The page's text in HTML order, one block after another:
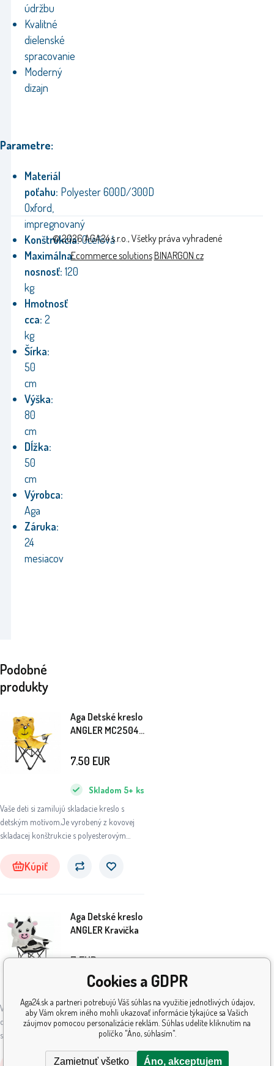
údržbu
Kvalitné
dielenské
spracovanie
Moderný
dizajn
Parametre:
Materiál
poťahu: Polyester 600D/300D
Oxford,
impregnovaný
Konštrukcia:Oceľová
Maximálna
nosnosť: 120
kg
Hmotnosť
cca: 2
kg
Šírka:
50
cm
Výška:
80
cm
Dĺžka:
50
cm
Výrobca:
Aga
Záruka:
24
mesiacov
Podobné
produkty
Aga Detské kreslo
ANGLER MC2504
Vaše deti si zamilujú skladacie kreslo s
detským motívom.Je vyrobený z kovovej
skladacej konštrukcie s polyesterovým
Skladom 5+ ks
7.50 EUR
Kúpiť
Aga Detské kreslo
ANGLER Kravička
Vaše deti si zamilujú skladacie kreslo s
detským motívom.Je vyrobený z kovovej
skladacej konštrukcie s polyesterovým
poťahom v tvare zvieraťa.
Skladom 5+ ks
7EUR
© 2026 AGA24 s.r.o., Všetky práva vyhradené
Ecommerce solutionsBINARGON.cz
Cookies a GDPR
Aga24.sk a partneri potrebujú Váš súhlas na využitie jednotlivých údajov,
aby Vám okrem iného mohli ukazovať informácie týkajúce sa Vašich
záujmov pomocou personalizácie reklám. Súhlas udelíte kliknutím na
políčko "Áno, súhlasím".
Zamietnuť všetko Áno, akceptujem